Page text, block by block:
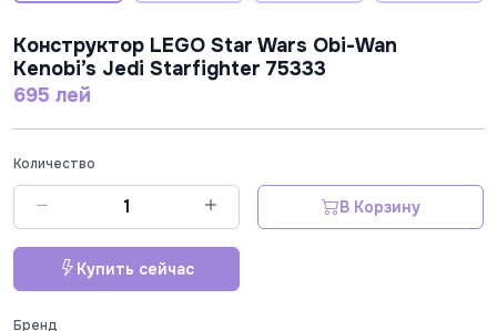
Конструктор LEGO Star Wars Obi-Wan
Kenobi’s Jedi Starfighter 75333
695 лей
Количество
В Корзину
Купить сейчас
Бренд